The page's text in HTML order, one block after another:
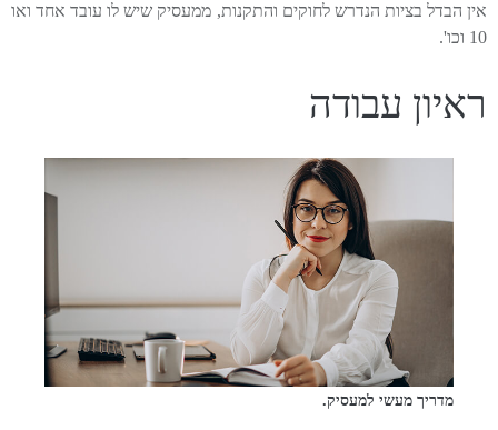
אין הבדל בציות הנדרש לחוקים והתקנות, ממעסיק שיש לו עובד אחד ואו
10 וכו'.
ראיון עבודה
מדריך מעשי למעסיק.